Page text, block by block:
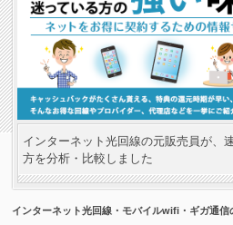
インターネット光回線の元販売員が、
方を分析・比較しました
インターネット光回線・モバイルwifi・ギガ通